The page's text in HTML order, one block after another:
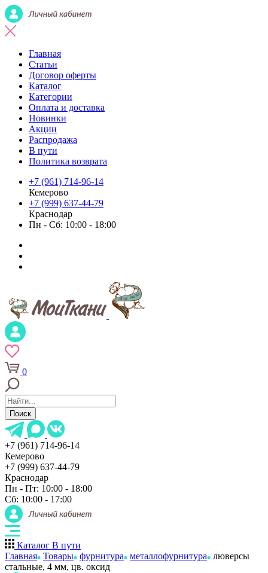
Главная
Статьи
Договор оферты
Каталог
Категории
Оплата и доставка
Новинки
Акции
Распродажа
В пути
Политика возврата
+7 (961) 714-96-14
Кемерово
+7 (999) 637-44-79
Краснодар
Пн - Сб: 10:00 - 18:00
0
Поиск
+7 (961) 714-96-14
Кемерово
+7 (999) 637-44-79
Краснодар
Пн - Пт: 10:00 - 18:00
Сб: 10:00 - 17:00
Каталог В пути
Главная Товары фурнитура металлофурнитура
люверсы
стальные, 4 мм, цв. оксид